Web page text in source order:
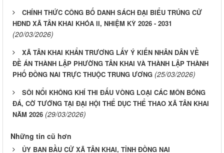
CHÍNH THỨC CÔNG BỐ DANH SÁCH ĐẠI BIỂU TRÚNG CỬ
HĐND XÃ TÂN KHAI KHÓA II, NHIỆM KỲ 2026 - 2031
(20/03/2026)
XÃ TÂN KHAI KHẨN TRƯƠNG LẤY Ý KIẾN NHÂN DÂN VỀ
ĐỀ ÁN THÀNH LẬP PHƯỜNG TÂN KHAI VÀ THÀNH LẬP THÀNH
PHỐ ĐỒNG NAI TRỰC THUỘC TRUNG ƯƠNG (25/03/2026)
SÔI NỔI KHÔNG KHÍ THI ĐẤU VÒNG LOẠI CÁC MÔN BÓNG
ĐÁ, CỜ TƯỚNG TẠI ĐẠI HỘI THỂ DỤC THỂ THAO XÃ TÂN KHAI
NĂM 2026 (29/03/2026)
Những tin cũ hơn
ỦY BAN BẦU CỬ XÃ TÂN KHAI, TỈNH ĐỒNG NAI